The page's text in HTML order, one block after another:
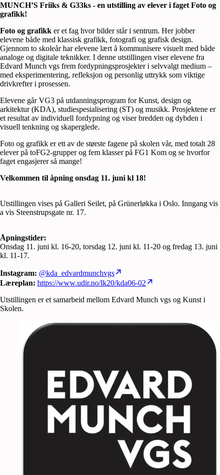
MUNCH’S Friiks & G33ks - en utstilling av elever i faget Foto og
grafikk!
Foto og grafikk er et fag hvor bilder står i sentrum. Her jobber
elevene både med klassisk grafikk, fotografi og grafisk design.
Gjennom to skoleår har elevene lært å kommunisere visuelt med både
analoge og digitale teknikker. I denne utstillingen viser elevene fra
Edvard Munch vgs frem fordypningsprosjekter i selvvalgt medium –
med eksperimentering, refleksjon og personlig uttrykk som viktige
drivkrefter i prosessen.
Elevene går VG3 på utdanningsprogram for Kunst, design og
arkitektur (KDA), studiespesialisering (ST) og musikk. Prosjektene er
et resultat av individuell fordypning og viser bredden og dybden i
visuell tenkning og skaperglede.
Foto og grafikk er ett av de største fagene på skolen vår, med totalt 28
elever på toFG2-grupper og fem klasser på FG1 Kom og se hvorfor
faget engasjerer så mange!
Velkommen til åpning onsdag 11. juni kl 18!
Utstillingen vises på Galleri Seilet, på Grünerløkka i Oslo. Inngang vis
a vis Steenstrupsgate nr. 17.
Åpningstider:
Onsdag 11. juni kl. 16-20, torsdag 12. juni kl. 11-20 og fredag 13. juni
kl. 11-17.
Instagram: @kda_edvardmunchvgs
Læreplan: https://www.udir.no/lk20/kda06-02
Utstillingen er et samarbeid mellom Edvard Munch vgs og Kunst i
Skolen.